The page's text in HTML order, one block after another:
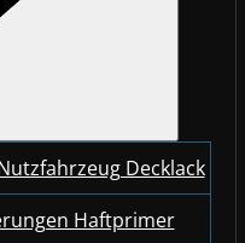
Decklack
Haftprimer